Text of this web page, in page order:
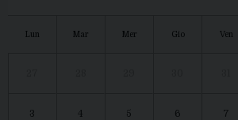
Lun Mar Mer Gio Ven
3 4 5 6 7